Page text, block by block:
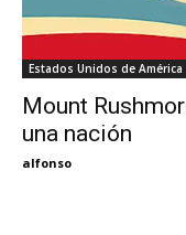
Estados Unidos de América
Mount
una nación
alfonso